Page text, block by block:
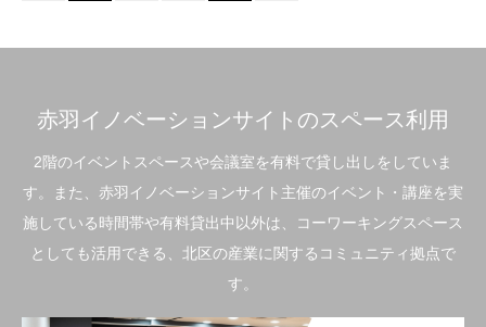
赤羽イノベーションサイトのスペース利用
2階のイベントスペースや会議室を有料で貸し出しをしていま
す。また、赤羽イノベーションサイト主催のイベント・講座を実
施している時間帯や有料貸出中以外は、コーワーキングスペース
としても活用できる、北区の産業に関するコミュニティ拠点で
す。